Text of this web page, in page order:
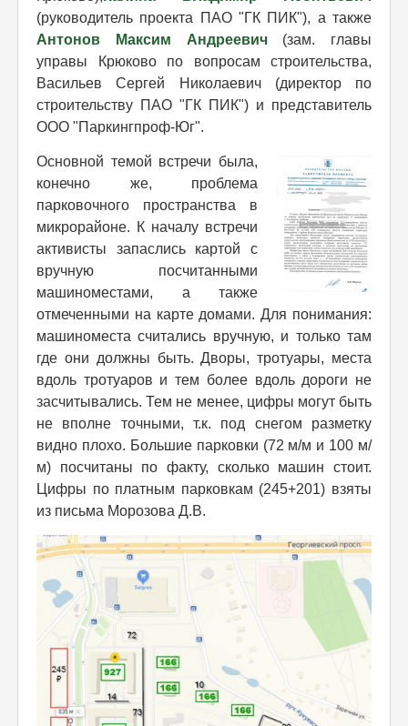
(руководитель проекта ПАО "ГК ПИК"), а также
Антонов Максим Андреевич(зам. главы
управы Крюково по вопросам строительства,
Васильев Сергей Николаевич (директор по
строительству ПАО "ГК ПИК") и представитель
ООО "Паркингпроф-Юг".
Основной темой встречи была,
конечно же, проблема
парковочного пространства в
микрорайоне. К началу встречи
активисты запаслись картой с
вручную посчитанными
машиноместами, а также
отмеченными на карте домами. Для понимания:
машиноместа считались вручную, и только там
где они должны быть. Дворы, тротуары, места
вдоль тротуаров и тем более вдоль дороги не
засчитывались. Тем не менее, цифры могут быть
не вполне точными, т.к. под снегом разметку
видно плохо. Большие парковки (72 м/м и 100 м/
м) посчитаны по факту, сколько машин стоит.
Цифры по платным парковкам (245+201) взяты
из письма Морозова Д.В.